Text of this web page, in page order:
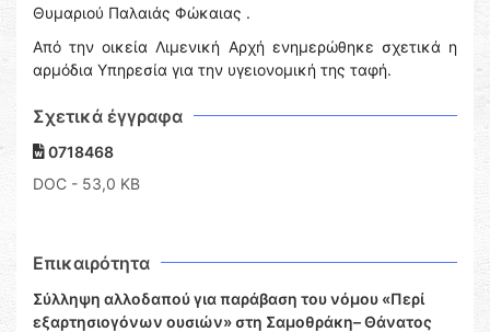
Θυμαριού Παλαιάς Φώκαιας .
Από την οικεία Λιμενική Αρχή ενημερώθηκε σχετικά η
αρμόδια Υπηρεσία για την υγειονομική της ταφή.
Σχετικά έγγραφα
0718468
DOC - 53,0 KB
Επικαιρότητα
Σύλληψη αλλοδαπού για παράβαση του νόμου «Περί
εξαρτησιογόνων ουσιών» στη Σαμοθράκη– Θάνατος